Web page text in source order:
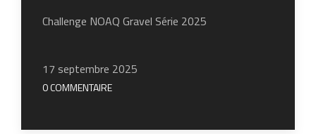
Challenge NOAQ Gravel Série 2025
17 septembre 2025
0 COMMENTAIRE